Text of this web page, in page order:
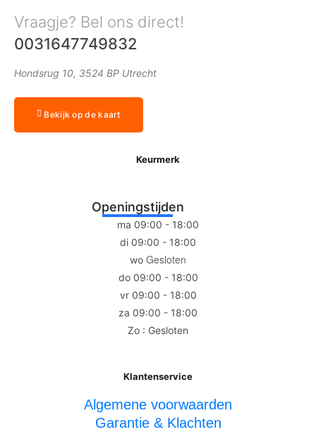
Vraagje? Bel ons direct!
0031647749832
Hondsrug 10, 3524 BP Utrecht
Bekijk op de kaart
Keurmerk
Openingstijden
ma 09:00 - 18:00
di 09:00 - 18:00
wo Gesloten
do 09:00 - 18:00
vr 09:00 - 18:00
za 09:00 - 18:00
Zo : Gesloten
Klantenservice
Algemene voorwaarden
Garantie & Klachten